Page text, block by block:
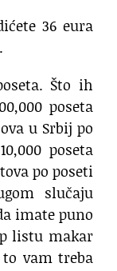
36 eura
Što ih
poseta
u Srbij po
poseta
po poseti
slučaju
imate puno
listu makar
vam treba